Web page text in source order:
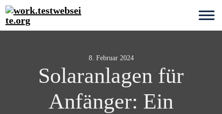
Solaranlagen für
Anfänger: Ein
8. Februar 2024